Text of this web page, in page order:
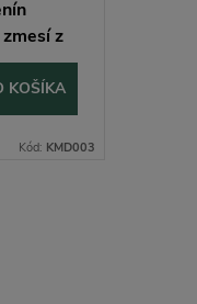
z
KOŠÍKA
Kód: KMD003